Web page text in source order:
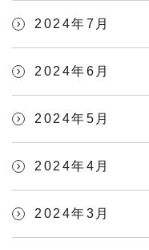
2024年7月
2024年6月
2024年5月
2024年4月
2024年3月